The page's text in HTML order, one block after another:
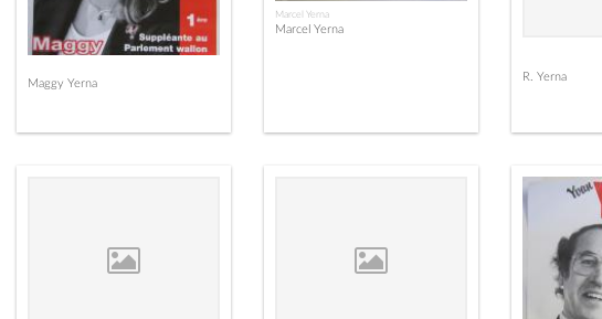
Maggy Yerna
Marcel Yerna
Marcel Yerna
R. Yerna